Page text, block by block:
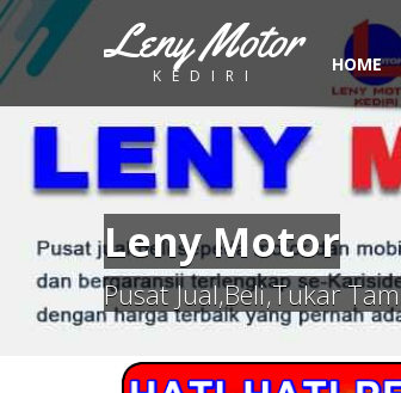
Leny Motor
KEDIRI
HOME
Leny Motor
Pusat Jual,Beli,Tukar